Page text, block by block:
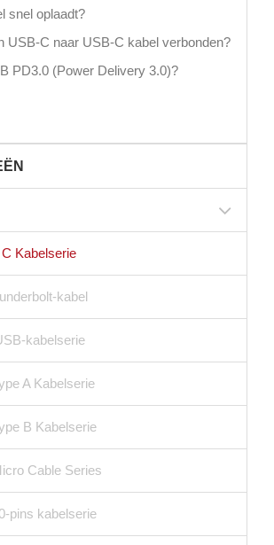
snel oplaadt?
USB-C naar USB-C kabel verbonden?
PD3.0 (Power Delivery 3.0)?
Kabelserie
kabel
kabelserie
A Kabelserie
B Kabelserie
Cable Series
pins kabelserie